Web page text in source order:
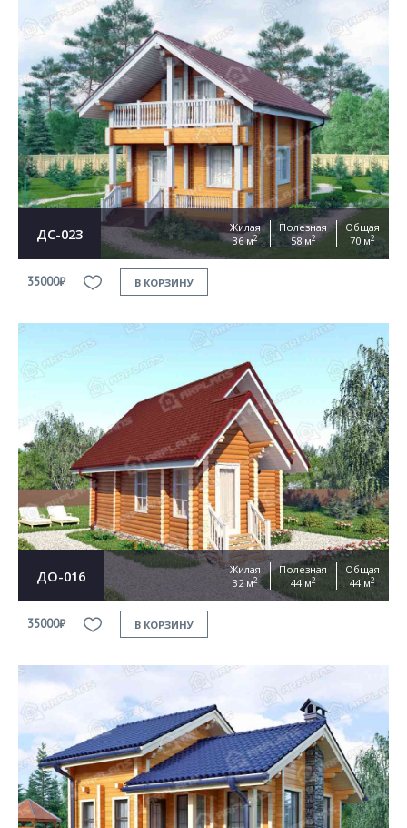
ДС-023
Жилая
36 м2
Полезная
58 м2
Общая
70 м2
35000₽ В КОРЗИНУ
ДО-016
Жилая
32 м2
Полезная
44 м2
Общая
44 м2
35000₽ В КОРЗИНУ